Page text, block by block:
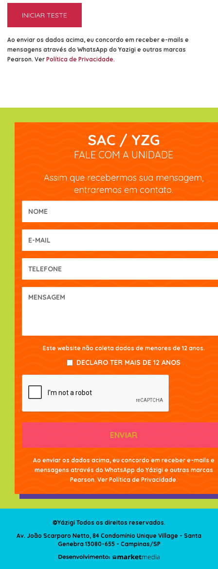
INICIAR TESTE
Ao enviar os dados acima, eu concordo em receber e-mails e
mensagens através do WhatsApp do Yazigi e outras marcas
Pearson. Ver Política de Privacidade.
SAC / YZG
FALE COM A UNIDADE
Assim que recebermos sua mensagem,
entraremos em contato.
Este website não coleta dados de menores de 12 anos.
DECLARO TER MAIS DE 12 ANOS
ENVIAR
Ao enviar os dados acima, eu concordo em receber e-mails e
mensagens através do WhatsApp do Yázigi e outras marcas
Pearson. Ver Política de Privacidade.
©Yázigi Todos os direitos reservados.
Av. João Scarparo Netto, 84 Condomínio Unique Village - Santa
Genebra 13080-655 - Campinas/SP